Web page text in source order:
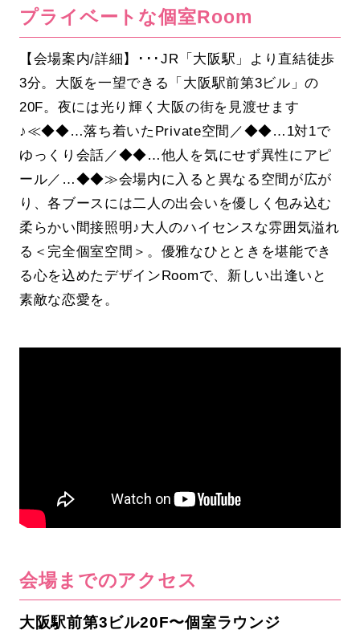
プライベートな個室Room
【会場案内/詳細】･･･JR「大阪駅」より直結徒歩
3分。大阪を一望できる「大阪駅前第3ビル」の
20F。夜には光り輝く大阪の街を見渡せます
♪≪◆◆…落ち着いたPrivate空間／◆◆…1対1で
ゆっくり会話／◆◆…他人を気にせず異性にアピ
ール／…◆◆≫会場内に入ると異なる空間が広が
り、各ブースには二人の出会いを優しく包み込む
柔らかい間接照明♪大人のハイセンスな雰囲気溢れ
る＜完全個室空間＞。優雅なひとときを堪能でき
る心を込めたデザインRoomで、新しい出逢いと
素敵な恋愛を。
会場までのアクセス
大阪駅前第3ビル20F〜個室ラウンジ